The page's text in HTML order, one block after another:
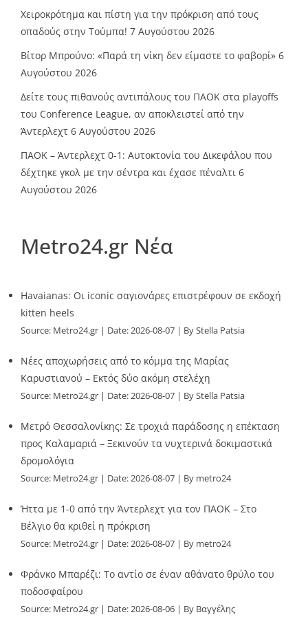
Χειροκρότημα και πίστη για την πρόκριση από τους
οπαδούς στην Τούμπα! 7 Αυγούστου 2026
Βίτορ Μπρούνο: «Παρά τη νίκη δεν είμαστε το φαβορί» 6
Αυγούστου 2026
Δείτε τους πιθανούς αντιπάλους του ΠΑΟΚ στα playoffs
του Conference League, αν αποκλειστεί από την
Άντερλεχτ 6 Αυγούστου 2026
ΠΑΟΚ – Άντερλεχτ 0-1: Αυτοκτονία του Δικεφάλου που
δέχτηκε γκολ με την σέντρα και έχασε πέναλτι 6
Αυγούστου 2026
Metro24.gr Νέα
Havaianas: Οι iconic σαγιονάρες επιστρέφουν σε εκδοχή
kitten heels
Source: Metro24.gr Date: 2026-08-07 By Stella Patsia
Νέες αποχωρήσεις από το κόμμα της Μαρίας
Καρυστιανού – Εκτός δύο ακόμη στελέχη
Source: Metro24.gr Date: 2026-08-07 By Stella Patsia
Μετρό Θεσσαλονίκης: Σε τροχιά παράδοσης η επέκταση
προς Καλαμαριά – Ξεκινούν τα νυχτερινά δοκιμαστικά
δρομολόγια
Source: Metro24.gr Date: 2026-08-07 By metro24
Ήττα με 1-0 από την Άντερλεχτ για τον ΠΑΟΚ – Στο
Βέλγιο θα κριθεί η πρόκριση
Source: Metro24.gr Date: 2026-08-07 By metro24
Φράνκο Μπαρέζι: Το αντίο σε έναν αθάνατο θρύλο του
ποδοσφαίρου
Source: Metro24.gr Date: 2026-08-06
By Βαγγέλης